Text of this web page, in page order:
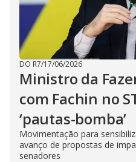
DO R7/17/06/2026
Ministro da
com Fachin no
‘pautas-bomba’
Movimentação para
avanço de propostas de
senadores